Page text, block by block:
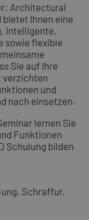
Architectural
bietet Ihnen eine
intelligente,
sowie flexible
Sie auf Ihre
verzichten
und
nach einsetzen.
lernen Sie
Funktionen
Schulung bilden
Schraffur,